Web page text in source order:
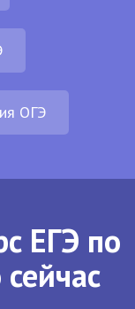
ОГЭ
ЕГЭ по